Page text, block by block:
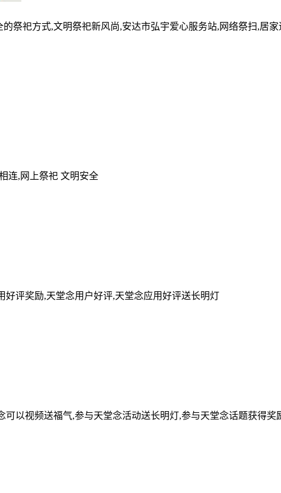
祭祀方式,文明祭祀新风尚,安达市弘宇爱心服务站,网络祭扫,居
连,网上祭祀 文明安全
评奖励,天堂念用户好评,天堂念应用好评送长明灯
以视频送福气,参与天堂念活动送长明灯,参与天堂念话题获得奖